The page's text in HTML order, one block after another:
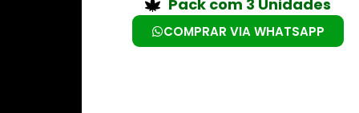
Pack com 3 Unidades
COMPRAR VIA WHATSAPP